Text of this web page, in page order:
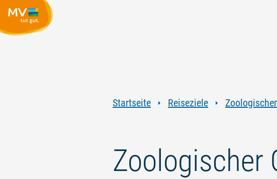
Startseite Reiseziele
Zoologischer